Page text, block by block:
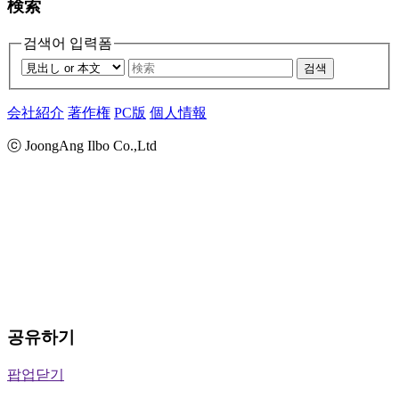
検索
검색어 입력폼
검색
会社紹介 著作権 PC版 個人情報
ⓒ JoongAng Ilbo Co.,Ltd
공유하기
팝업닫기